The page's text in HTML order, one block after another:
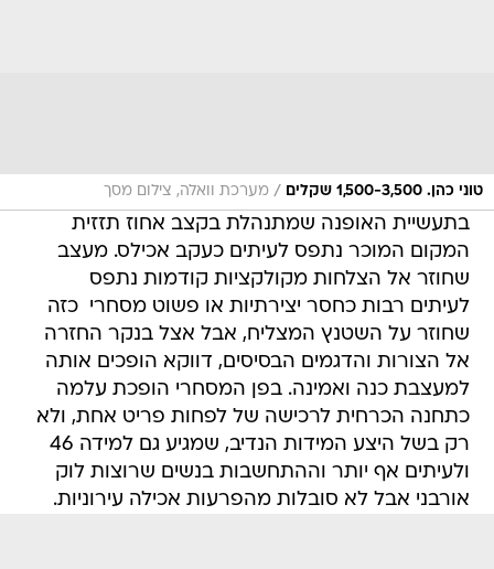
טוני כהן. 1,500-3,500 שקלים / מערכת וואלה, צילום מסך
בתעשיית האופנה שמתנהלת בקצב אחוז תזזית
המקום המוכר נתפס לעיתים כעקב אכילס. מעצב
שחוזר אל הצלחות מקולקציות קודמות נתפס
לעיתים רבות כחסר יצירתיות או פשוט מסחרי  כזה
שחוזר על השטנץ המצליח, אבל אצל בנקר החזרה
אל הצורות והדגמים הבסיסים, דווקא הופכים אותה
למעצבת כנה ואמינה. בפן המסחרי הופכת עלמה
כתחנה הכרחית לרכישה של לפחות פריט אחת, ולא
רק בשל היצע המידות הנדיב, שמגיע גם למידה 46
ולעיתים אף יותר וההתחשבות בנשים שרוצות לוק
אורבני אבל לא סובלות מהפרעות אכילה עירוניות.